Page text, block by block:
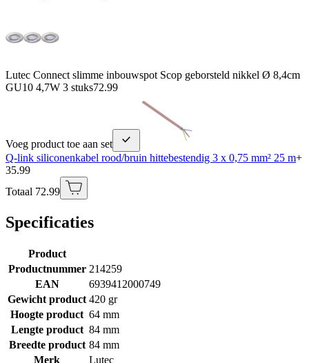
Lutec Connect slimme inbouwspot Scop geborsteld nikkel Ø 8,4cm
GU10 4,7W 3 stuks72.99
Voeg product toe aan set
Q-link siliconenkabel rood/bruin hittebestendig 3 x 0,75 mm² 25 m+
35.99
Totaal 72.99
Specificaties
Product
Productnummer 214259
EAN
6939412000749
Gewicht product 420 gr
Hoogte product 64 mm
Lengte product 84 mm
Breedte product 84 mm
Merk
Lutec